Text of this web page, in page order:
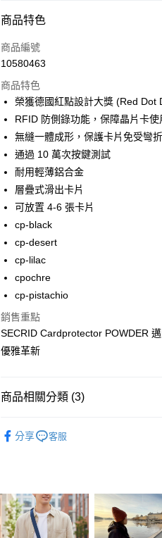
合作金庫商業銀行
華南商業銀行
上海商業儲蓄銀行
國泰世華商業銀行
臺灣中小企業銀行
聯邦商業銀行
元大商業銀行
玉山商業銀行
台新國際商業銀行
台灣樂天信用卡公司
6 期 0 利率 每期
華南商業銀行
上海商業儲蓄銀行
國泰世華商業銀行
臺灣中小企業銀行
匯豐（台灣）商業銀行
元大商業銀行
玉山商業銀行
台新國際商業銀行
台灣樂天信用卡公司
LINE Pay
Apple Pay
街口支付
悠遊付
Google Pay
全盈+PAY
相關說明
【大哥付你分期使用說明】
1.本服務由台灣大哥大提供，台灣大哥大
2.付款方式選擇「大哥付你分期」，訂單
流程，驗證手機門號後，選擇欲分期的
完成交易。
3.實際核准額度、可分期數及費用金額請
4.訂單成立30分鐘內，如未前往確認交
消。如遇「轉專審核」未通過狀況，表示
1.分期款項不併入電信帳單，「大哥付你
醒簡訊。
帳／街口支付／iPASS MONEY」等通路
用戶於交易時，得透過本服務購買商品
款買賣價金債權讓與本公司後，依約使
2.基於同意付款使用「大哥付你分期」之
資料（包含姓名、電話或地址）提供予台
用，由本公司與您本人進行分期帳單所需
ATM付款
貨到付款
運送方式
每筆NT$100，滿NT$1,000(含以上)
每筆NT$80，滿NT$490(含以上)免運
付款後門市自取
免運費
商品特色
商品編號
10580463
商品特色
榮獲德國紅點設計大獎 (Red Dot
RFID 防側錄功能，保障晶片卡
無縫一體成形，保護卡片免受彎折
通過 10 萬次按鍵測試
耐用輕薄鋁合金
層疊式滑出卡片
可放置 4-6 張卡片
cp-black
cp-desert
cp-lilac
cpochre
cp-pistachio
銷售重點
SECRID Cardprotector POWDER
優雅革新
商品相關分類 (3)
分享 客服